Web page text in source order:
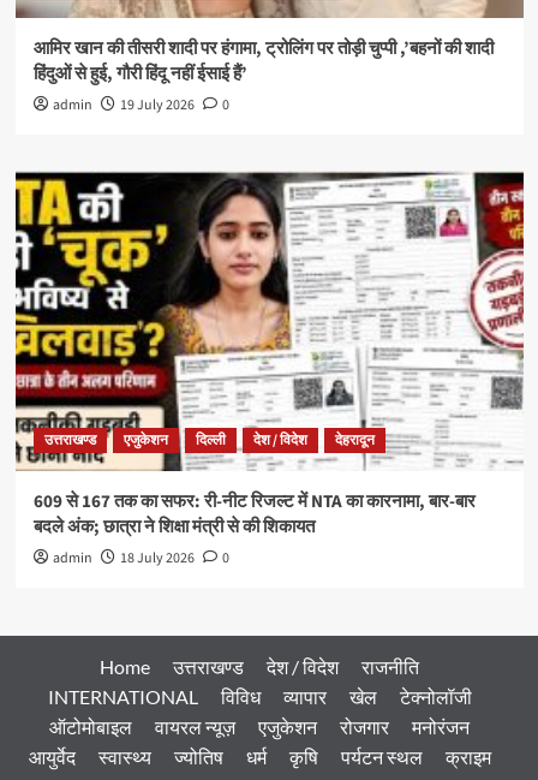
आमिर खान की तीसरी शादी पर हंगामा, ट्रोलिंग पर तोड़ी चुप्पी ,’बहनों की शादी
हिंदुओं से हुई, गौरी हिंदू नहीं ईसाई हैं’
admin 19 July 2026 0
उत्तराखण्ड एजुकेशन दिल्ली देश / विदेश देहरादून
609 से 167 तक का सफर: री-नीट रिजल्ट में NTA का कारनामा, बार-बार
बदले अंक; छात्रा ने शिक्षा मंत्री से की शिकायत
admin 18 July 2026 0
Home उत्तराखण्ड देश / विदेश
राजनीति
INTERNATIONAL
विविध व्यापार खेल
टेक्नोलॉजी
ऑटोमोबाइल
वायरल न्यूज़ एजुकेशन रोजगार
मनोरंजन
आयुर्वेद
स्वास्थ्य ज्योतिष धर्म कृषि पर्यटन स्थल
क्राइम